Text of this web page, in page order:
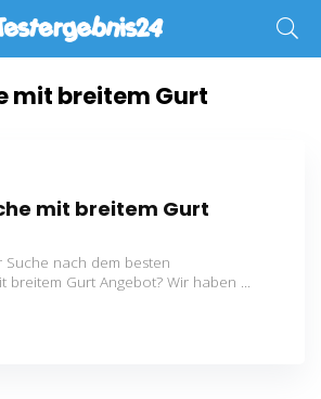
mit breitem Gurt
mit breitem Gurt
Suche nach dem besten
breitem Gurt Angebot? Wir haben ...